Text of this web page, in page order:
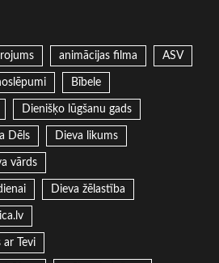
animācijas filma ASV
Bībele
Dienišķo lūgšanu gads
Dēls Dieva likums
vārds
Dieva žēlastība
ar Tevi